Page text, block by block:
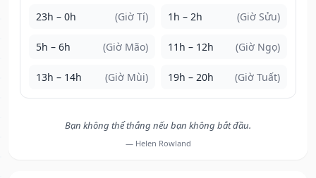
23h – 0h (Giờ Tí) 1h – 2h (Giờ Sửu)
5h – 6h (Giờ Mão) 11h – 12h (Giờ Ngọ)
13h – 14h (Giờ Mùi) 19h – 20h (Giờ Tuất)
Bạn không thể thắng nếu bạn không bắt đầu.
— Helen Rowland